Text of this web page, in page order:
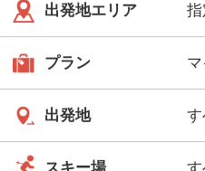
出発地エリア
プラン
出発地